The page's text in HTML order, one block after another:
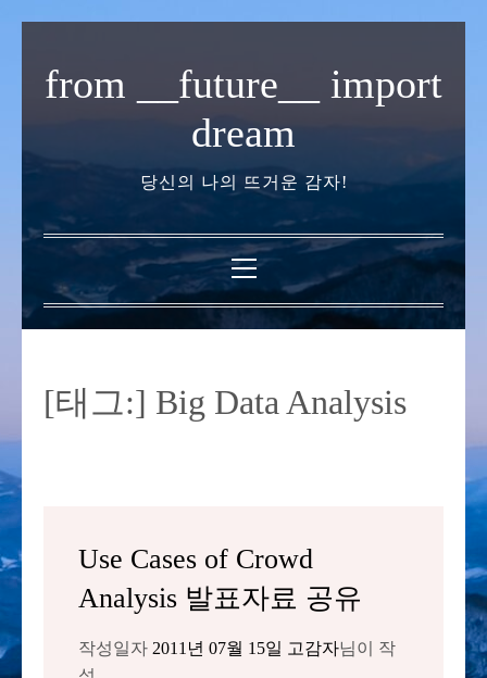
기
from __future__ import
dream
당신의 나의 뜨거운 감자!
기
본
메
뉴
[태그:] Big Data Analysis
Use Cases of Crowd
Analysis 발표자료 공유
작성일자 2011년 07월 15일 고감자님이 작